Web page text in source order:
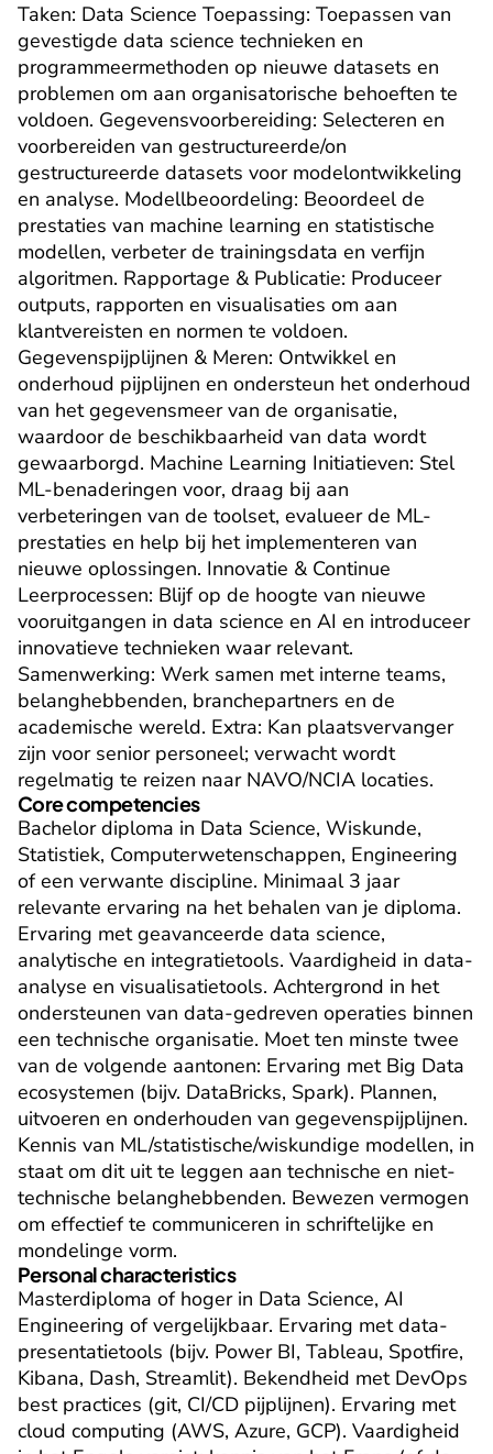
Taken: Data Science Toepassing: Toepassen van
gevestigde data science technieken en
programmeermethoden op nieuwe datasets en
problemen om aan organisatorische behoeften te
voldoen. Gegevensvoorbereiding: Selecteren en
voorbereiden van gestructureerde/on
gestructureerde datasets voor modelontwikkeling
en analyse. Modellbeoordeling: Beoordeel de
prestaties van machine learning en statistische
modellen, verbeter de trainingsdata en verfijn
algoritmen. Rapportage & Publicatie: Produceer
outputs, rapporten en visualisaties om aan
klantvereisten en normen te voldoen.
Gegevenspijplijnen & Meren: Ontwikkel en
onderhoud pijplijnen en ondersteun het onderhoud
van het gegevensmeer van de organisatie,
waardoor de beschikbaarheid van data wordt
gewaarborgd. Machine Learning Initiatieven: Stel
ML-benaderingen voor, draag bij aan
verbeteringen van de toolset, evalueer de ML-
prestaties en help bij het implementeren van
nieuwe oplossingen. Innovatie & Continue
Leerprocessen: Blijf op de hoogte van nieuwe
vooruitgangen in data science en AI en introduceer
innovatieve technieken waar relevant.
Samenwerking: Werk samen met interne teams,
belanghebbenden, branchepartners en de
academische wereld. Extra: Kan plaatsvervanger
zijn voor senior personeel; verwacht wordt
regelmatig te reizen naar NAVO/NCIA locaties.
Core competencies
Bachelor diploma in Data Science, Wiskunde,
Statistiek, Computerwetenschappen, Engineering
of een verwante discipline. Minimaal 3 jaar
relevante ervaring na het behalen van je diploma.
Ervaring met geavanceerde data science,
analytische en integratietools. Vaardigheid in data-
analyse en visualisatietools. Achtergrond in het
ondersteunen van data-gedreven operaties binnen
een technische organisatie. Moet ten minste twee
van de volgende aantonen: Ervaring met Big Data
ecosystemen (bijv. DataBricks, Spark). Plannen,
uitvoeren en onderhouden van gegevenspijplijnen.
Kennis van ML/statistische/wiskundige modellen, in
staat om dit uit te leggen aan technische en niet-
technische belanghebbenden. Bewezen vermogen
om effectief te communiceren in schriftelijke en
mondelinge vorm.
Personal characteristics
Masterdiploma of hoger in Data Science, AI
Engineering of vergelijkbaar. Ervaring met data-
presentatietools (bijv. Power BI, Tableau, Spotfire,
Kibana, Dash, Streamlit). Bekendheid met DevOps
best practices (git, CI/CD pijplijnen). Ervaring met
cloud computing (AWS, Azure, GCP). Vaardigheid